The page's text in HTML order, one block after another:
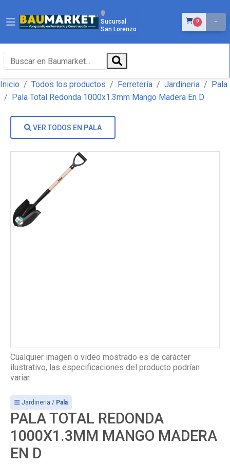
Sucursal
San Lorenzo
0ÍTEMS EN EL
Inicio Todos los productos Ferretería Jardineria
Pala
Pala Total Redonda 1000x1.3mm Mango Madera En D
VER TODOS EN PALA
Cualquier imagen o video mostrado es de carácter
ilustrativo, las especificaciones del producto podrían
variar.
Jardineria / Pala
PALA TOTAL REDONDA
1000X1.3MM MANGO MADERA
EN D